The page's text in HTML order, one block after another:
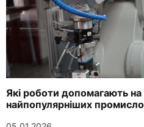
Які роботи допомагають
найпопулярніших